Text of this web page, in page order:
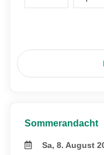
Sommerandacht
Sa, 8. August